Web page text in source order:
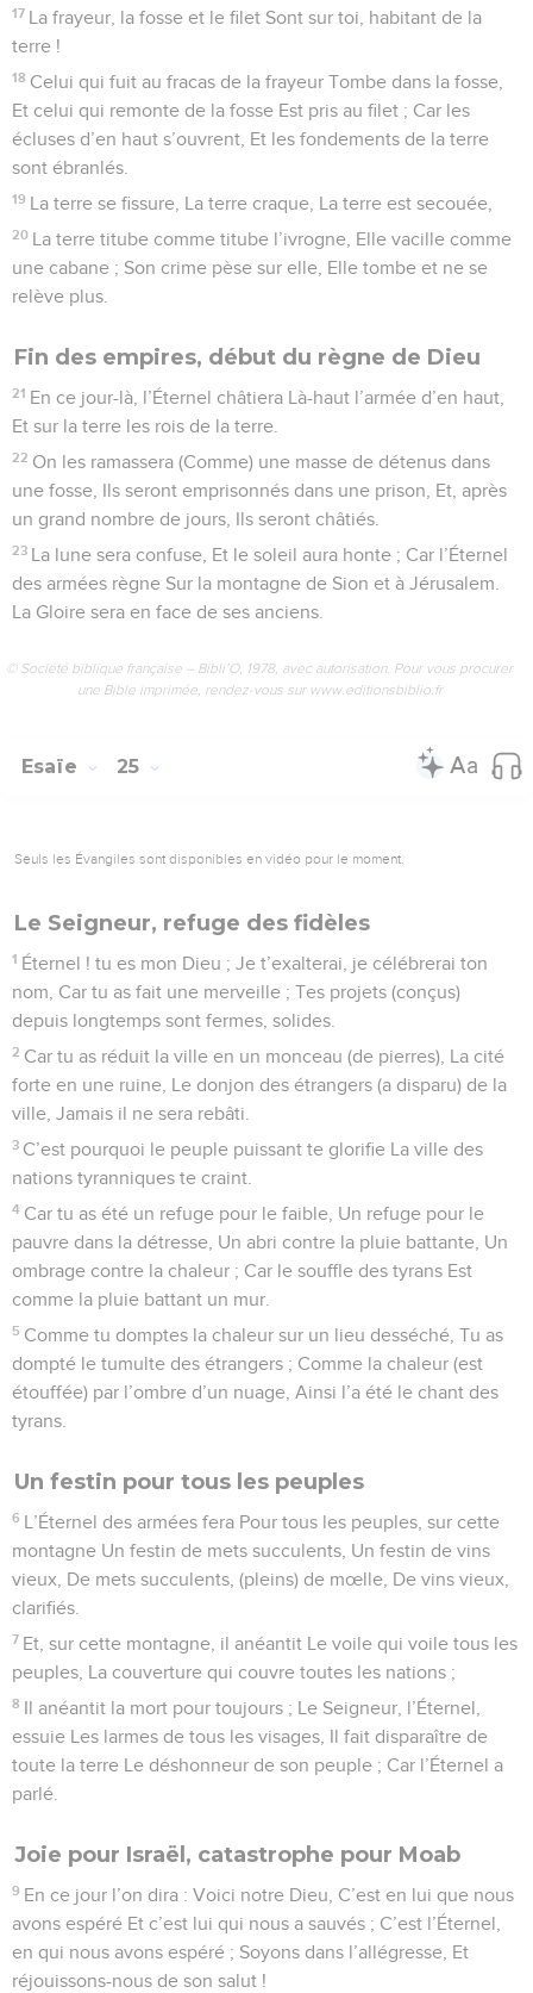
17 La frayeur, la fosse et le filet Sont sur toi, habitant de la
terre !
18 Celui qui fuit au fracas de la frayeur Tombe dans la fosse,
Et celui qui remonte de la fosse Est pris au filet ; Car les
écluses d’en haut s’ouvrent, Et les fondements de la terre
sont ébranlés.
19 La terre se fissure, La terre craque, La terre est secouée,
20 La terre titube comme titube l’ivrogne, Elle vacille comme
une cabane ; Son crime pèse sur elle, Elle tombe et ne se
relève plus.
Fin des empires, début du règne de Dieu
21 En ce jour-là, l’Éternel châtiera Là-haut l’armée d’en haut,
Et sur la terre les rois de la terre.
22 On les ramassera (Comme) une masse de détenus dans
une fosse, Ils seront emprisonnés dans une prison, Et, après
un grand nombre de jours, Ils seront châtiés.
23 La lune sera confuse, Et le soleil aura honte ; Car l’Éternel
des armées règne Sur la montagne de Sion et à Jérusalem.
La Gloire sera en face de ses anciens.
© Société biblique française – Bibli’O, 1978, avec autorisation. Pour vous procurer
une Bible imprimée, rendez-vous sur www.editionsbiblio.fr
Esaïe 25
Seuls les Évangiles sont disponibles en vidéo pour le moment.
Le Seigneur, refuge des fidèles
1 Éternel ! tu es mon Dieu ; Je t’exalterai, je célébrerai ton
nom, Car tu as fait une merveille ; Tes projets (conçus)
depuis longtemps sont fermes, solides.
2 Car tu as réduit la ville en un monceau (de pierres), La cité
forte en une ruine, Le donjon des étrangers (a disparu) de la
ville, Jamais il ne sera rebâti.
3 C’est pourquoi le peuple puissant te glorifie La ville des
nations tyranniques te craint.
4 Car tu as été un refuge pour le faible, Un refuge pour le
pauvre dans la détresse, Un abri contre la pluie battante, Un
ombrage contre la chaleur ; Car le souffle des tyrans Est
comme la pluie battant un mur.
5 Comme tu domptes la chaleur sur un lieu desséché, Tu as
dompté le tumulte des étrangers ; Comme la chaleur (est
étouffée) par l’ombre d’un nuage, Ainsi l’a été le chant des
tyrans.
Un festin pour tous les peuples
6 L’Éternel des armées fera Pour tous les peuples, sur cette
montagne Un festin de mets succulents, Un festin de vins
vieux, De mets succulents, (pleins) de mœlle, De vins vieux,
clarifiés.
7 Et, sur cette montagne, il anéantit Le voile qui voile tous les
peuples, La couverture qui couvre toutes les nations ;
8 Il anéantit la mort pour toujours ; Le Seigneur, l’Éternel,
essuie Les larmes de tous les visages, Il fait disparaître de
toute la terre Le déshonneur de son peuple ; Car l’Éternel a
parlé.
Joie pour Israël, catastrophe pour Moab
9 En ce jour l’on dira : Voici notre Dieu, C’est en lui que nous
avons espéré Et c’est lui qui nous a sauvés ; C’est l’Éternel,
en qui nous avons espéré ; Soyons dans l’allégresse, Et
réjouissons-nous de son salut !